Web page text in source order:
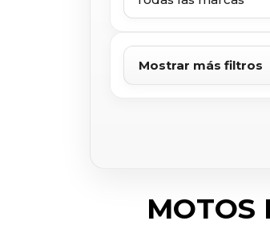
Mostrar más filtros
MOTOS